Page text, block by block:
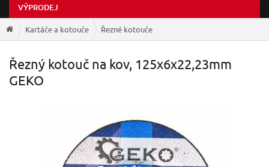
VÝPRODEJ
Kartáče a kotouče Řezné kotouče
Řezný kotouč na kov, 125x6x22,23mm
GEKO